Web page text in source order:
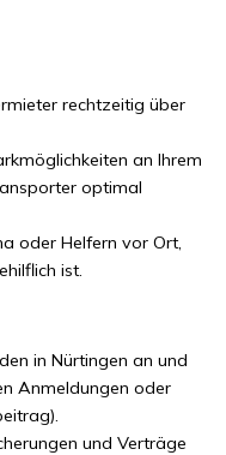
rechtzeitig über
an Ihrem
optimal
oder Helfern vor Ort,
ist.
in Nürtingen an und
Anmeldungen oder
und Verträge